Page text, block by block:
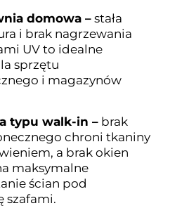
domowa –stała
i brak nagrzewania
UV to idealne
sprzętu
i magazynów
typu walk-in –brak
chroni tkaniny
a brak okien
maksymalne
ścian pod
szafami.